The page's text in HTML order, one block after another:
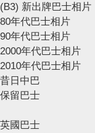
(B3) 新出牌巴士相片
80年代巴士相片
90年代巴士相片
2000年代巴士相片
2010年代巴士相片
昔日中巴
保留巴士
英國巴士